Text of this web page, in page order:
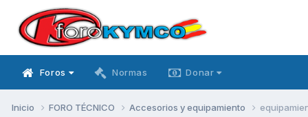
Foros Normas Donar
Inicio FORO TÉCNICO Accesorios y equipamiento